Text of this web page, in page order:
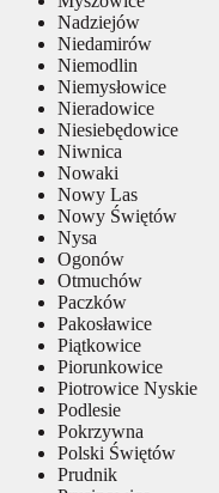
Nadziejów
Niedamirów
Niemodlin
Niemysłowice
Nieradowice
Niesiebędowice
Niwnica
Nowaki
Nowy Las
Nowy Świętów
Nysa
Ogonów
Otmuchów
Paczków
Pakosławice
Piątkowice
Piorunkowice
Piotrowice Nyskie
Podlesie
Pokrzywna
Polski Świętów
Prudnik